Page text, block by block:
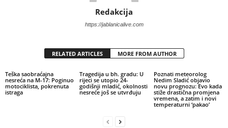
Redakcija
https://jablanicalive.com
RELATED ARTICLES MORE FROM AUTHOR
Teška saobraćajna
nesreća na M-17: Poginuo
motociklista, pokrenuta
istraga
Tragedija u bh. gradu: U
rijeci se utopio 24-
godišnji mladić, okolnosti
nesreće još se utvrđuju
Poznati meteorolog
Nedim Sladić objavio
novu prognozu: Evo kada
stiže drastična promjena
vremena, a zatim i novi
temperaturni ‘pakao’